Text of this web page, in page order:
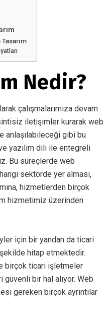
Nedir?
çalışmalarımıza devam
iletişimler kurarak web
anlaşılabileceği gibi bu
yazılım dili ile entegreli
Bu süreçlerde web
sektörde yer alması,
hizmetlerden birçok
hizmetimiz üzerinden
için bir yandan da ticari
hitap etmektedir.
birçok ticari işletmeler
güvenli bir hal alıyor. Web
gereken birçok ayrıntılar